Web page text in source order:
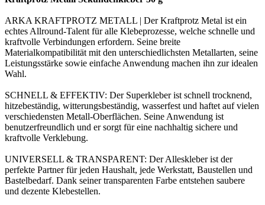
ARKA KRAFTPROTZ METALL | Der Kraftprotz Metal ist ein
echtes Allround-Talent für alle Klebeprozesse, welche schnelle und
kraftvolle Verbindungen erfordern. Seine breite
Materialkompatibilität mit den unterschiedlichsten Metallarten, seine
Leistungsstärke sowie einfache Anwendung machen ihn zur idealen
Wahl.
SCHNELL & EFFEKTIV: Der Superkleber ist schnell trocknend,
hitzebeständig, witterungsbeständig, wasserfest und haftet auf vielen
verschiedensten Metall-Oberflächen. Seine Anwendung ist
benutzerfreundlich und er sorgt für eine nachhaltig sichere und
kraftvolle Verklebung.
UNIVERSELL & TRANSPARENT: Der Alleskleber ist der
perfekte Partner für jeden Haushalt, jede Werkstatt, Baustellen und
Bastelbedarf. Dank seiner transparenten Farbe entstehen saubere
und dezente Klebestellen.